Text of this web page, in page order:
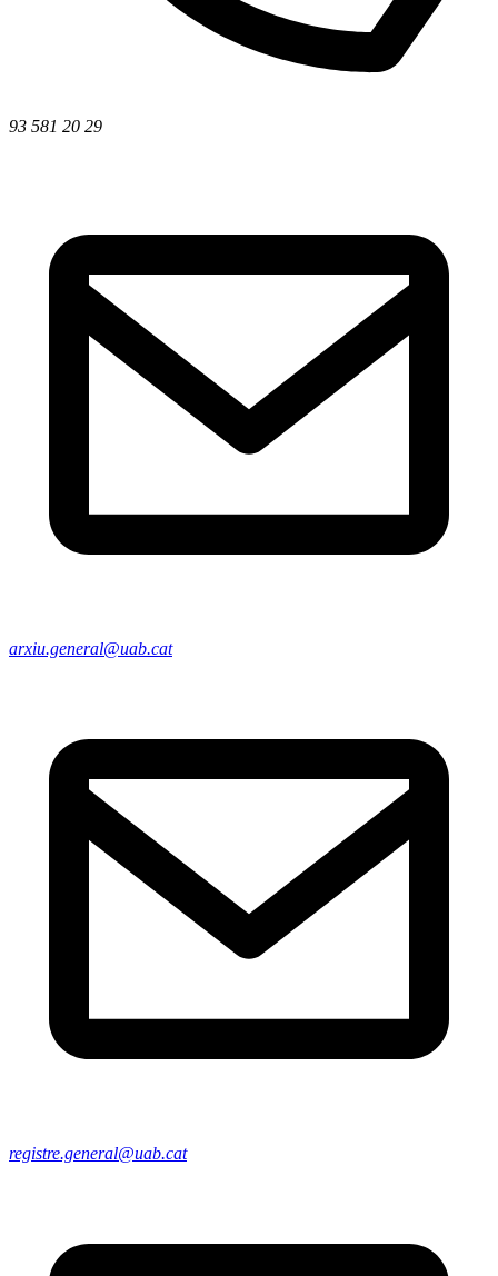
93 581 20 29
arxiu.general@uab.cat
registre.general@uab.cat